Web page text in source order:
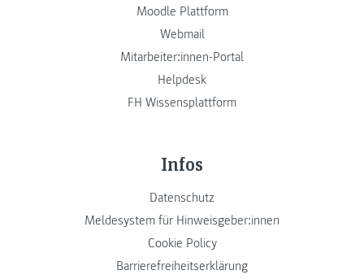
Moodle Plattform
Webmail
Mitarbeiter:innen-Portal
Helpdesk
FH Wissensplattform
Infos
Datenschutz
Meldesystem für Hinweisgeber:innen
Cookie Policy
Barrierefreiheitserklärung